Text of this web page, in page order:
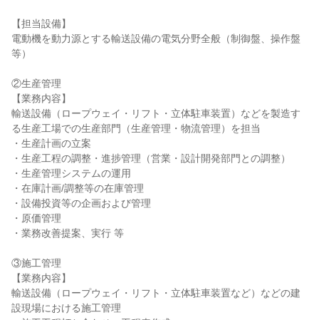
【担当設備】
電動機を動力源とする輸送設備の電気分野全般（制御盤、操作盤
等）
②生産管理
【業務内容】
輸送設備（ロープウェイ・リフト・立体駐車装置）などを製造す
る生産工場での生産部門（生産管理・物流管理）を担当
・生産計画の立案
・生産工程の調整・進捗管理（営業・設計開発部門との調整）
・生産管理システムの運用
・在庫計画/調整等の在庫管理
・設備投資等の企画および管理
・原価管理
・業務改善提案、実行 等
③施工管理
【業務内容】
輸送設備（ロープウェイ・リフト・立体駐車装置など）などの建
設現場における施工管理